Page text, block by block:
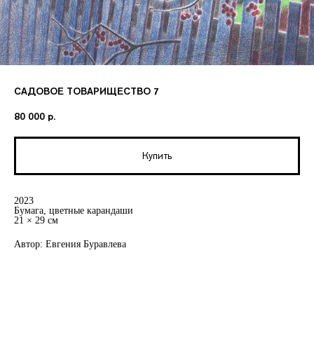
САДОВОЕ ТОВАРИЩЕСТВО 7
80 000 р.
Купить
2023
Бумага, цветные карандаши
21 × 29 см
Автор: Евгения Буравлева